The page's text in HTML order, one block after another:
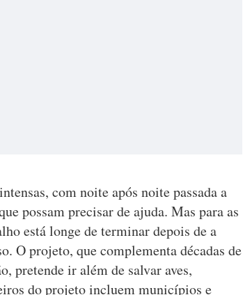
com noite após noite passada a
possam precisar de ajuda. Mas para as
está longe de terminar depois de a
O projeto, que complementa décadas de
pretende ir além de salvar aves,
do projeto incluem municípios e